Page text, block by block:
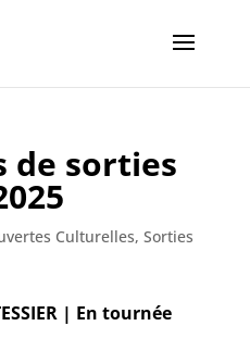
de sorties
Culturelles, Sorties
| En tournée